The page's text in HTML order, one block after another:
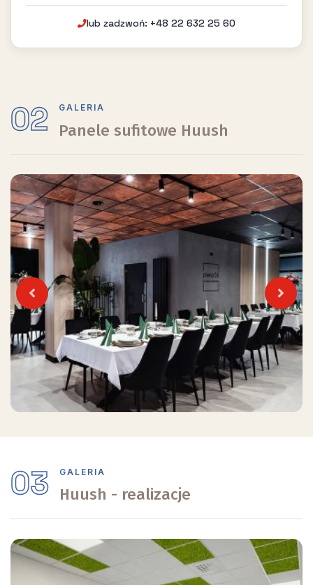
lub zadzwoń: +48 22 632 25 60
02 GALERIA
Panele sufitowe Huush
Previous Next
03 GALERIA
Huush - realizacje